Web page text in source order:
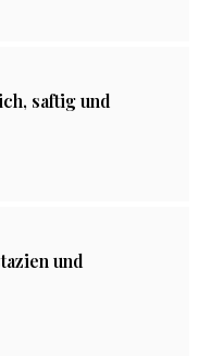
saftig und
und